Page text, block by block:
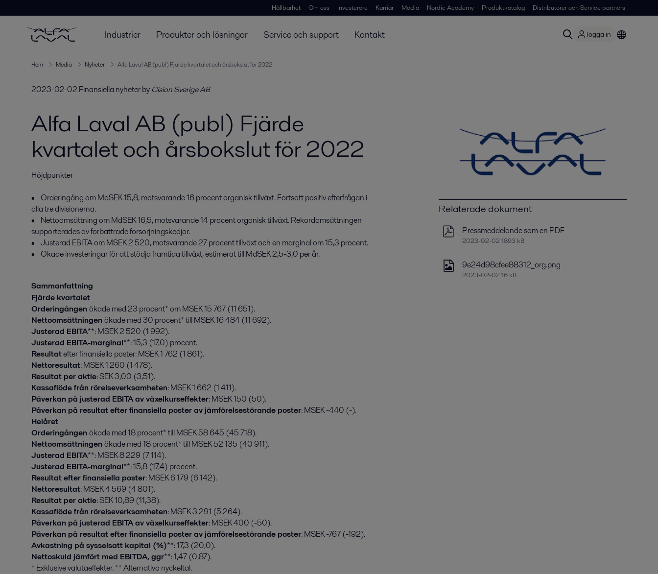
Hållbarhet Om oss Investerare Karriär Media Nordic Academy Produktkatalog Distributörer och Service partners
Industrier Produkter och lösningar Service och support Kontakt logga in
Hem Media Nyheter Alfa Laval AB (publ) Fjärde kvartalet och årsbokslut för 2022
2023-02-02 Finansiella nyheterby Cision Sverige AB
Alfa Laval AB (publ) Fjärde
kvartalet och årsbokslut för 2022
Höjdpunkter
•    Orderingång om MdSEK 15,8, motsvarande 16 procent organisk tillväxt. Fortsatt positiv efterfrågan i
alla tre divisionerna.
•    Nettoomsättning om MdSEK 16,5, motsvarande 14 procent organisk tillväxt. Rekordomsättningen
supporterades av förbättrade försörjningskedjor.
•    Justerad EBITA om MSEK 2 520, motsvarande 27 procent tillväxt och en marginal om 15,3 procent.
•    Ökade investeringar för att stödja framtida tillväxt, estimerat till MdSEK 2,5-3,0 per år.
Sammanfattning
Fjärde kvartalet
Orderingången ökade med 23 procent* om MSEK 15 767 (11 651).
Nettoomsättningen ökade med 30 procent* till MSEK 16 484 (11 692).
Justerad EBITA**: MSEK 2 520 (1 992).
Justerad EBITA-marginal**: 15,3 (17,0) procent.
Resultatefter finansiella poster: MSEK 1 762 (1 861).
Nettoresultat: MSEK 1 260 (1 478).
Resultat per aktie: SEK 3,00 (3,51).
Kassaflöde från rörelseverksamheten: MSEK 1 662 (1 411).
Påverkan på justerad EBITA av växelkurseffekter: MSEK 150 (50).
Påverkan på resultat efter finansiella poster av jämförelsestörande poster: MSEK -440 (-).
Helåret
Orderingången ökade med 18 procent* till MSEK 58 645 (45 718).
Nettoomsättningen ökade med 18 procent* till MSEK 52 135 (40 911).
Justerad EBITA**: MSEK 8 229 (7 114).
Justerad EBITA-marginal**: 15,8 (17,4) procent.
Resultat efter finansiella poster: MSEK 6 179 (6 142).
Nettoresultat: MSEK 4 569 (4 801).
Resultat per aktie: SEK 10,89 (11,38).
Kassaflöde från rörelseverksamheten: MSEK 3 291 (5 264).
Påverkan på justerad EBITA av växelkurseffekter: MSEK 400 (-50).
Påverkan på resultat efter finansiella poster av jämförelsestörande poster: MSEK -767 (-192).
Avkastning på sysselsatt kapital (%)**: 17,3 (20,0).
Nettoskuld jämfört med EBITDA, ggr**: 1,47 (0,87).
* Exklusive valutaeffekter. ** Alternativa nyckeltal.
Relaterade dokument
Pressmeddelande som en PDF
2023-02-02 1893 kB
9e24d98cfee88312_org.png
2023-02-02 16 kB